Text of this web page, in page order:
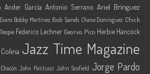
Ander García Antonio Serrano Ariel Brínguez
Bobby Martínez Bob Sands Chano Domínguez Chick
Federico Lechner Georvis Pico Herbie Hancock
Jazz Time Magazine
John Patitucci John Scofield Jorge Pardo